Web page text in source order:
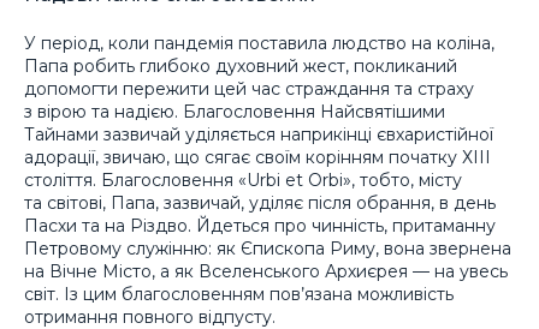
У період, коли пандемія поставила людство на коліна,
Папа робить глибоко духовний жест, покликаний
допомогти пережити цей час страждання та страху
з вірою та надією. Благословення Найсвятішими
Тайнами зазвичай уділяється наприкінці євхаристійної
адорації, звичаю, що сягає своїм корінням початку ХІІІ
століття. Благословення «Urbi et Orbi», тобто, місту
та світові, Папа, зазвичай, уділяє після обрання, в день
Пасхи та на Різдво. Йдеться про чинність, притаманну
Петровому служінню: як Єпископа Риму, вона звернена
на Вічне Місто, а як Вселенського Архиєрея — на увесь
світ. Із цим благословенням пов’язана можливість
отримання повного відпусту.